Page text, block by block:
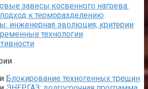
завесы косвенного нагрева:
к терморазделению
инженерная эволюция, критерии
технологии
Блокирование техногенных трещин